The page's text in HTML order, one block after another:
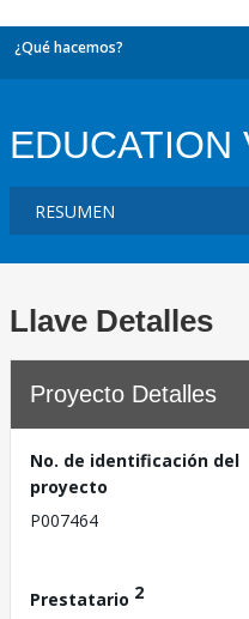
¿Qué hacemos?
EDUCATION
Llave Detalles
Proyecto Detalles
No. de identificación del
proyecto
P007464
Prestatario 2